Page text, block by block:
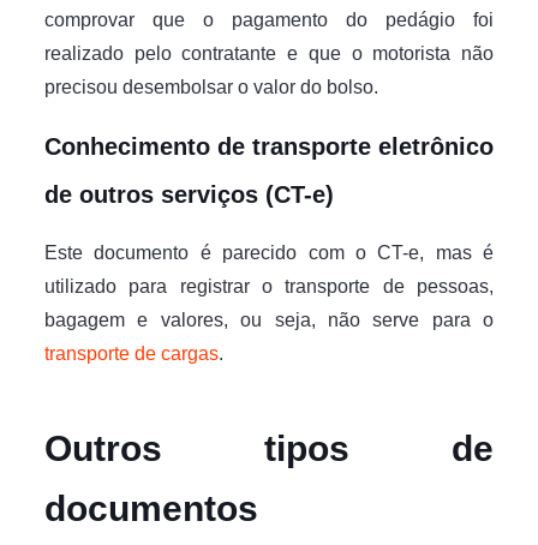
comprovar que o pagamento do pedágio foi
realizado pelo contratante e que o motorista não
precisou desembolsar o valor do bolso.
Conhecimento de transporte eletrônico
de outros serviços (CT-e)
Este documento é parecido com o CT-e, mas é
utilizado para registrar o transporte de pessoas,
bagagem e valores, ou seja, não serve para o
transporte de cargas.
Outros tipos de
documentos